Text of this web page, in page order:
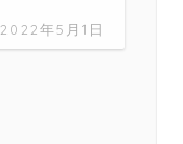
2022年5月1日